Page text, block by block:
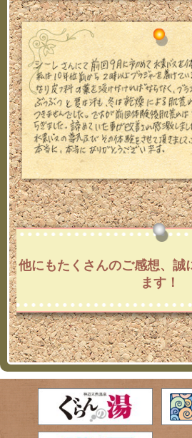
他にもたくさんのご感想、誠
ます！